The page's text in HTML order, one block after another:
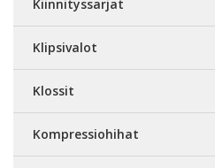
Kiinnityssarjat
Klipsivalot
Klossit
Kompressiohihat